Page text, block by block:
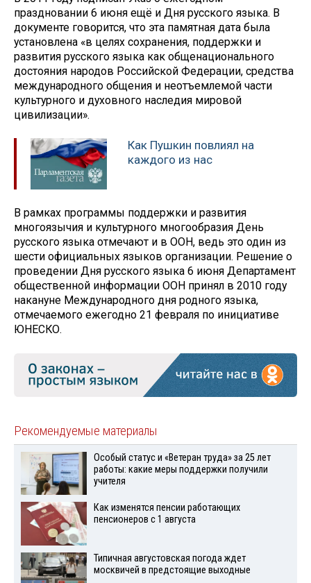
праздновании 6 июня ещё и Дня русского языка. В
документе говорится, что эта памятная дата была
установлена «в целях сохранения, поддержки и
развития русского языка как общенационального
достояния народов Российской Федерации, средства
международного общения и неотъемлемой части
культурного и духовного наследия мировой
цивилизации».
Как Пушкин повлиял на
каждого из нас
В рамках программы поддержки и развития
многоязычия и культурного многообразия День
русского языка отмечают и в ООН, ведь это один из
шести официальных языков организации. Решение о
проведении Дня русского языка 6 июня Департамент
общественной информации ООН принял в 2010 году
накануне Международного дня родного языка,
отмечаемого ежегодно 21 февраля по инициативе
ЮНЕСКО.
Рекомендуемые материалы
Особый статус и «Ветеран труда» за 25 лет
работы: какие меры поддержки получили
учителя
Как изменятся пенсии работающих
пенсионеров с 1 августа
Типичная августовская погода ждет
москвичей в предстоящие выходные